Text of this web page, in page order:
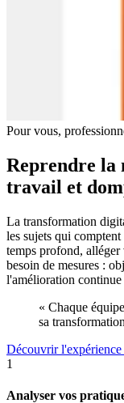
Pour vous,
Reprendre la
travail et
La transformation
les sujets qui
temps profond, alléger
besoin de mesures :
l'amélioration
« Chaque
sa
Découvrir
1
Analyser vos